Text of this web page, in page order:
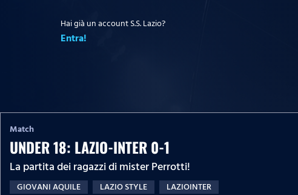
Hai già un account S.S. Lazio?
Entra!
Match
UNDER 18: LAZIO-INTER 0-1
La partita dei ragazzi di mister Perrotti!
GIOVANI AQUILE LAZIO STYLE LAZIOINTER